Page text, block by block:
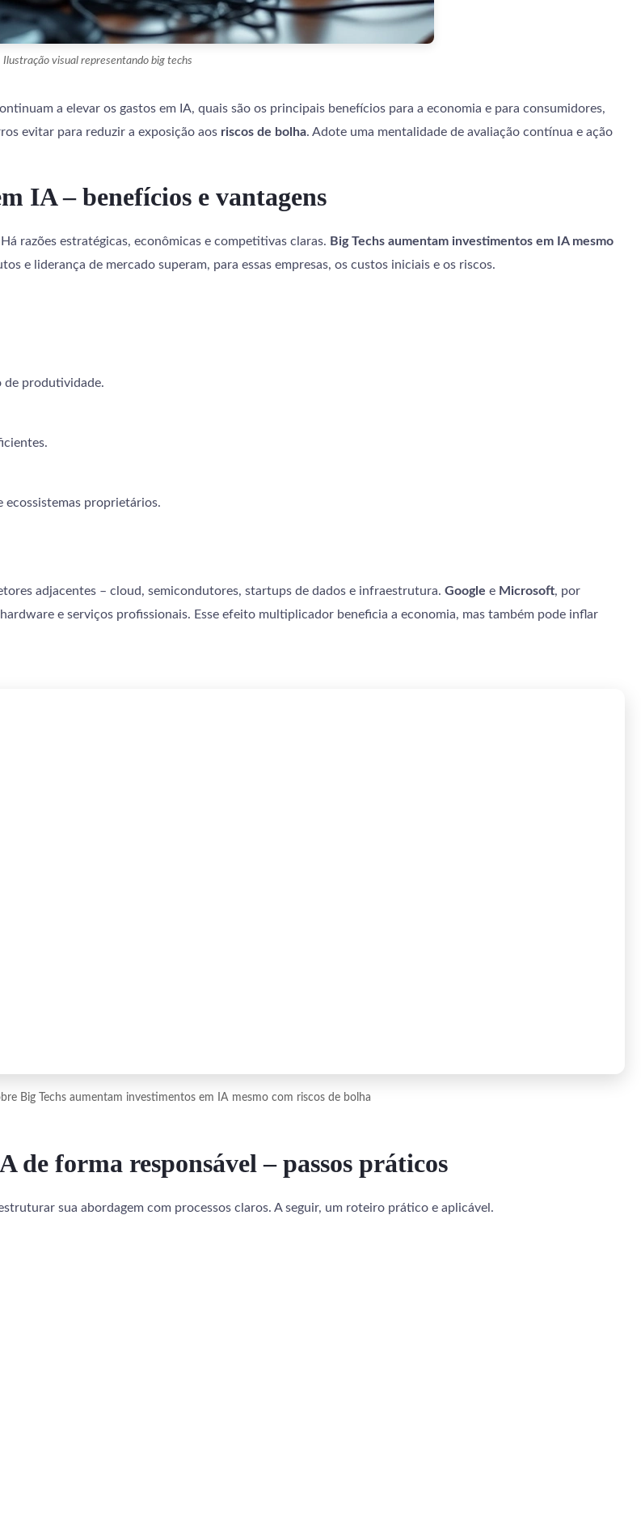
Ilustração visual representando big techs
a elevar os gastos em IA, quais são os principais benefícios para a economia e para consumidores,
evitar para reduzir a exposição aos riscos de bolha. Adote uma mentalidade de avaliação contínua e ação
IA – benefícios e vantagens
razões estratégicas, econômicas e competitivas claras. Big Techs aumentam investimentos em IA mesmo
e liderança de mercado superam, para essas empresas, os custos iniciais e os riscos.
de produtividade.
ecossistemas proprietários.
adjacentes – cloud, semicondutores, startups de dados e infraestrutura. Google e Microsoft, por
e serviços profissionais. Esse efeito multiplicador beneficia a economia, mas também pode inflar
Big Techs aumentam investimentos em IA mesmo com riscos de bolha
forma responsável – passos práticos
sua abordagem com processos claros. A seguir, um roteiro prático e aplicável.